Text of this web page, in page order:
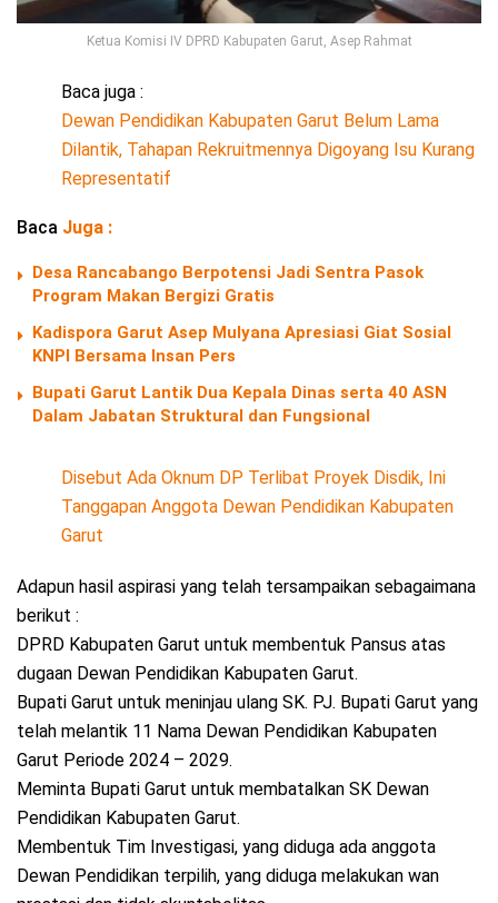
Ketua Komisi IV DPRD Kabupaten Garut, Asep Rahmat
Baca juga :
Dewan Pendidikan Kabupaten Garut Belum Lama
Dilantik, Tahapan Rekruitmennya Digoyang Isu Kurang
Representatif
Baca Juga :
Desa Rancabango Berpotensi Jadi Sentra Pasok
Program Makan Bergizi Gratis
Kadispora Garut Asep Mulyana Apresiasi Giat Sosial
KNPI Bersama Insan Pers
Bupati Garut Lantik Dua Kepala Dinas serta 40 ASN
Dalam Jabatan Struktural dan Fungsional
Disebut Ada Oknum DP Terlibat Proyek Disdik, Ini
Tanggapan Anggota Dewan Pendidikan Kabupaten
Garut
Adapun hasil aspirasi yang telah tersampaikan sebagaimana
berikut :
DPRD Kabupaten Garut untuk membentuk Pansus atas
dugaan Dewan Pendidikan Kabupaten Garut.
Bupati Garut untuk meninjau ulang SK. PJ. Bupati Garut yang
telah melantik 11 Nama Dewan Pendidikan Kabupaten
Garut Periode 2024 – 2029.
Meminta Bupati Garut untuk membatalkan SK Dewan
Pendidikan Kabupaten Garut.
Membentuk Tim Investigasi, yang diduga ada anggota
Dewan Pendidikan terpilih, yang diduga melakukan wan